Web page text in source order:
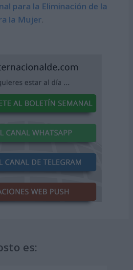
para la Eliminación de la
la Mujer.
es: